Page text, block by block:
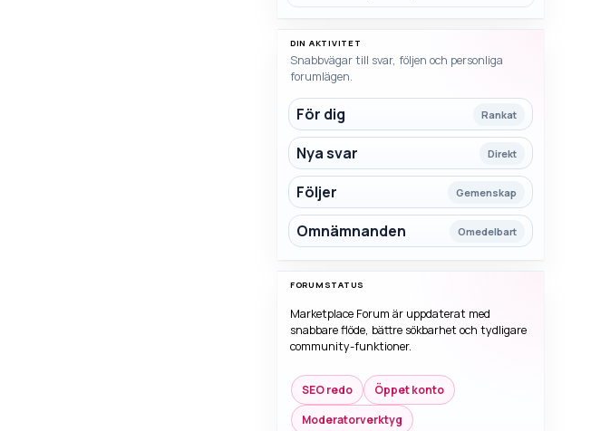
DIN AKTIVITET
Snabbvägar till svar, följen och personliga
forumlägen.
För dig Rankat
Nya svar Direkt
Följer Gemenskap
Omnämnanden Omedelbart
FORUMSTATUS
Marketplace Forum är uppdaterat med
snabbare flöde, bättre sökbarhet och tydligare
community-funktioner.
SEO redo
Öppet konto
Moderatorverktyg